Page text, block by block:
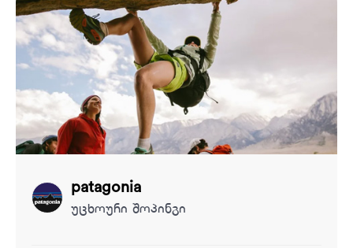
patagonia
უცხოური შოპინგი